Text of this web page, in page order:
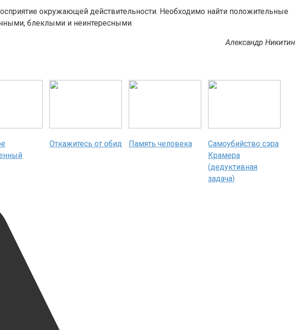
окружающей действительности. Необходимо найти положительные
блеклыми и неинтересными.
Александр Никитин
Откажитесь от обид Память человека
Самоубийство сэра
Крамера
(дедуктивная
задача)